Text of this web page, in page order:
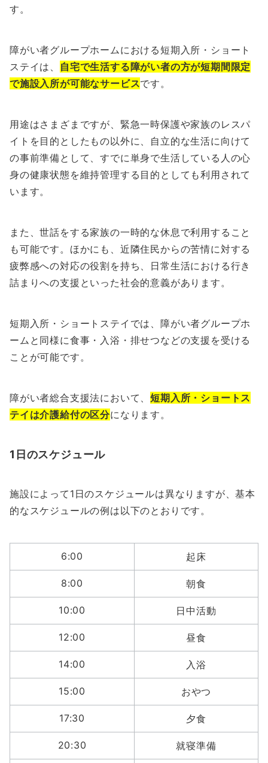
す。
障がい者グループホームにおける短期入所・ショート
ステイは、 自宅で生活する障がい者の方が短期間限定
で施設入所が可能なサービスです。
用途はさまざまですが、緊急一時保護や家族のレスパ
イトを目的としたもの以外に、自立的な生活に向けて
の事前準備として、すでに単身で生活している人の心
身の健康状態を維持管理する目的としても利用されて
います。
また、世話をする家族の一時的な休息で利用すること
も可能です。ほかにも、近隣住民からの苦情に対する
疲弊感への対応の役割を持ち、日常生活における行き
詰まりへの支援といった社会的意義があります。
短期入所・ショートステイでは、障がい者グループホ
ームと同様に食事・入浴・排せつなどの支援を受ける
ことが可能です。
障がい者総合支援法において、短期入所・ショートス
テイは介護給付の区分になります。
1日のスケジュール
施設によって1日のスケジュールは異なりますが、基本
的なスケジュールの例は以下のとおりです。
6:00 起床
8:00 朝食
10:00 日中活動
12:00 昼食
14:00 入浴
15:00 おやつ
17:30 夕食
20:30 就寝準備